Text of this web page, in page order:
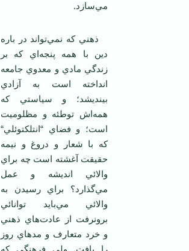
مي‌سازد.
ذهني که نمي‌تواند در باره
دين با همه پنجه‌اي که بر
زندگي مادي و معدوي جامعه
انداخته است به آزادي
بينديشد؛ و سياستي که
همه‌اش توطئه و مظلوميت
است؛ و فضاي “انتلکتوئلي“
که با شعار و دروغ و نيمه
حقيقت آغشته است چه براي
والائي انديشه و عمل
مي‌گذارد؟ براي رسيدن به
والائي مي‌بايد توانائي
برونرفت از عادت‌هاي ذهني
و خرد متعارف و مدهاي روز
را يافت. ولي فرهنگي که